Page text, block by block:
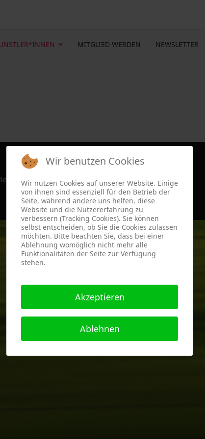
MITGLIED WERDEN NEWSLETTER
France since 2022
Wir benutzen Cookies
Wir nutzen Cookies auf unserer Website. Einige
von ihnen sind essenziell für den Betrieb der
Seite, während andere uns helfen, diese
Website und die Nutzererfahrung zu
verbessern (Tracking Cookies). Sie können
selbst entscheiden, ob Sie die Cookies zulassen
möchten. Bitte beachten Sie, dass bei einer
Ablehnung womöglich nicht mehr alle
Funktionalitäten der Seite zur Verfügung
stehen.
Akzeptieren
Ablehnen